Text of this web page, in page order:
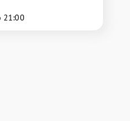
21:00